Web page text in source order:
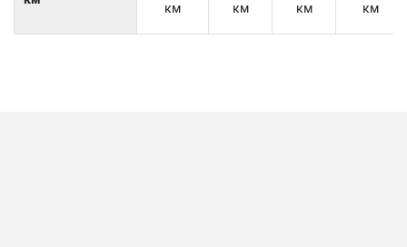
км
км
км
км